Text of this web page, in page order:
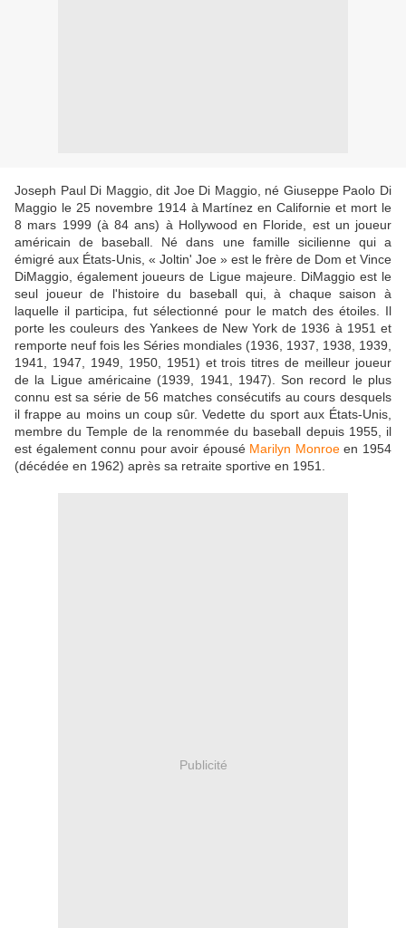
Joseph Paul Di Maggio, dit Joe Di Maggio, né Giuseppe Paolo Di
Maggio le 25 novembre 1914 à Martínez en Californie et mort le
8 mars 1999 (à 84 ans) à Hollywood en Floride, est un joueur
américain de baseball. Né dans une famille sicilienne qui a
émigré aux États-Unis, « Joltin' Joe » est le frère de Dom et Vince
DiMaggio, également joueurs de Ligue majeure. DiMaggio est le
seul joueur de l'histoire du baseball qui, à chaque saison à
laquelle il participa, fut sélectionné pour le match des étoiles. Il
porte les couleurs des Yankees de New York de 1936 à 1951 et
remporte neuf fois les Séries mondiales (1936, 1937, 1938, 1939,
1941, 1947, 1949, 1950, 1951) et trois titres de meilleur joueur
de la Ligue américaine (1939, 1941, 1947). Son record le plus
connu est sa série de 56 matches consécutifs au cours desquels
il frappe au moins un coup sûr. Vedette du sport aux États-Unis,
membre du Temple de la renommée du baseball depuis 1955, il
est également connu pour avoir épousé Marilyn Monroeen 1954
(décédée en 1962) après sa retraite sportive en 1951.
Publicité